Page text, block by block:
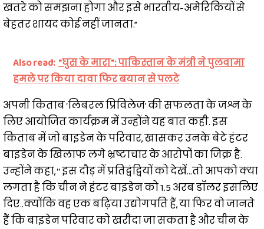
खतरे को समझना होगा और इसे भारतीय-अमेरिकियों से
बेहतर शायद कोई नहीं जानता.”
Also read: "घुस के मारा": पाकिस्तान के मंत्री ने पुलवामा
हमले पर किया दावा फिर बयान से पलटे
अपनी किताब ‘लिबरल प्रिविलेज’ की सफलता के जश्न के
लिए आयोजित कार्यक्रम में उन्होंने यह बात कही. इस
किताब में जो बाइडेन के परिवार, खासकर उनके बेटे हंटर
बाइडेन के खिलाफ लगे भ्रष्टाचार के आरोपों का जिक्र है.
उन्होंने कहा, ‘‘ इस दौड़ में प्रतिद्वंद्वियों को देखें…तो आपको क्या
लगता है कि चीन ने हंटर बाइडेन को 1.5 अरब डॉलर इसलिए
दिए..क्योंकि वह एक बढ़िया उद्योगपति हैं, या फिर वो जानते
हैं कि बाइडेन परिवार को खरीदा जा सकता है और चीन के